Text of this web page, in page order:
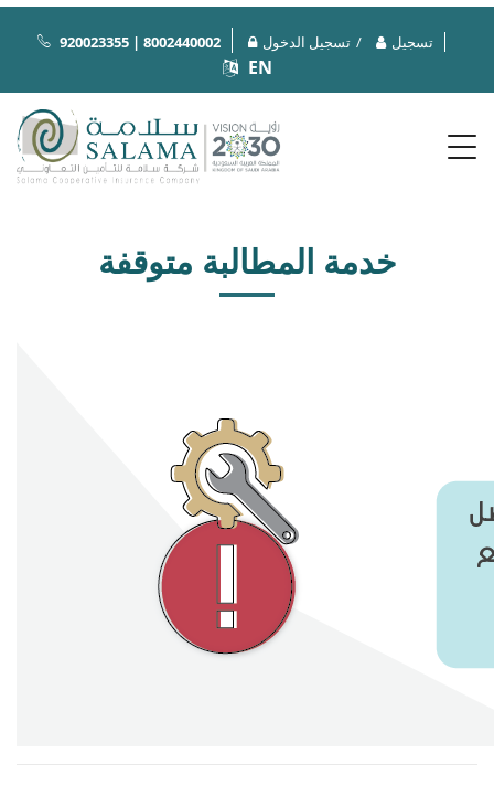
920023355 | 8002440002 تسجيل الدخول تسجيل
EN
خدمة المطالبة متوقفة